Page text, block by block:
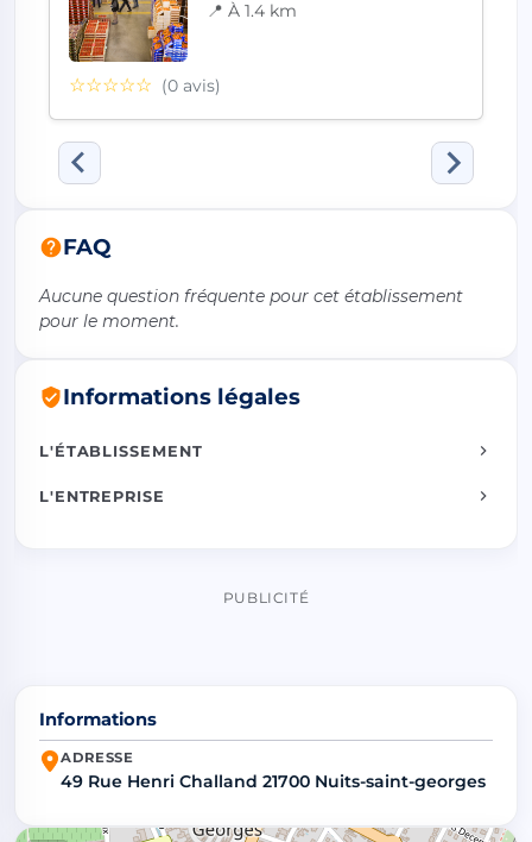
📍 À 1.4 km
☆☆☆☆☆ (0 avis)
FAQ
Aucune question fréquente pour cet établissement
pour le moment.
Informations légales
L'ÉTABLISSEMENT
L'ENTREPRISE
PUBLICITÉ
Informations
ADRESSE
49 Rue Henri Challand 21700 Nuits-saint-georges